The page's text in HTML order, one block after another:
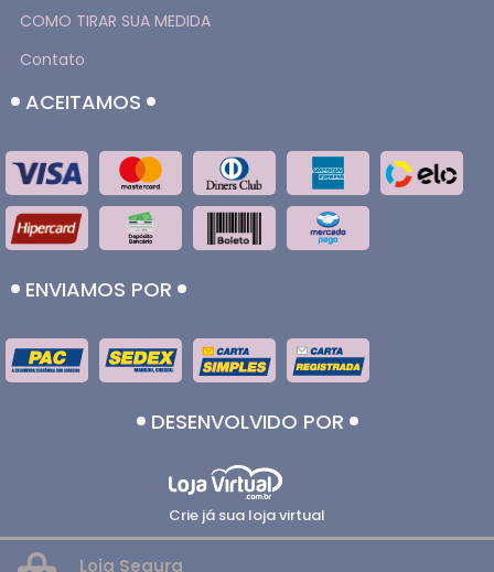
COMO TIRAR SUA MEDIDA
Contato
ACEITAMOS
ENVIAMOS POR
DESENVOLVIDO POR
Crie já sua loja virtual
Loja Segura